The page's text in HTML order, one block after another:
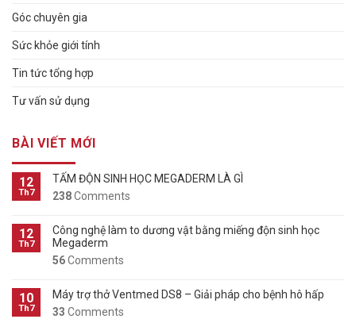
Góc chuyên gia
Sức khỏe giới tính
Tin tức tổng hợp
Tư vấn sử dụng
BÀI VIẾT MỚI
12
Th7
TẤM ĐỘN SINH HỌC MEGADERM LÀ GÌ
238Comments
12
Th7
Công nghệ làm to dương vật bằng miếng độn sinh học
Megaderm
56Comments
10
Th7
Máy trợ thở Ventmed DS8 – Giải pháp cho bệnh hô hấp
33 Comments